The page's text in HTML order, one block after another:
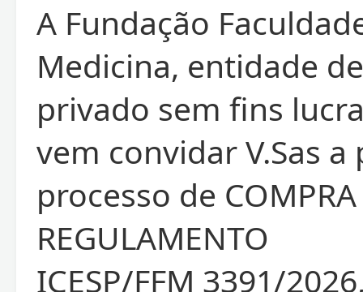
A Fundação
Medicina, entidade
privado sem fins
vem convidar V.Sas
processo de COMPRA
REGULAMENTO
ICESP/FFM 3391/